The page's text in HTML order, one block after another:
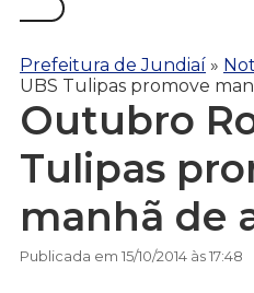
Prefeitura de Jundiaí »
UBS Tulipas promove
Outubro
Tulipas
manhã de
Publicada em 15/10/2014 às 17:48